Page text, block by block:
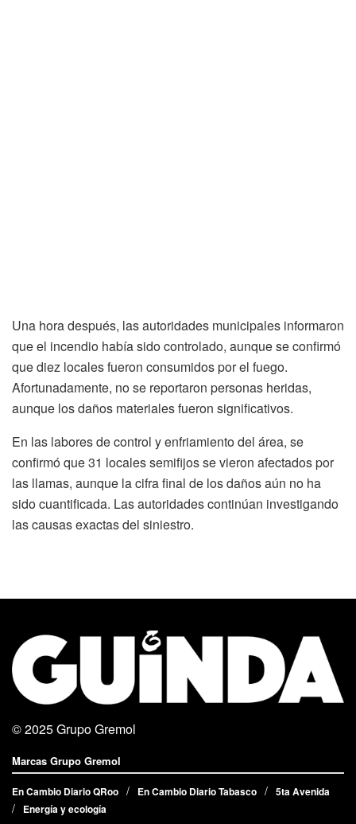
Una hora después, las autoridades municipales informaron
que el incendio había sido controlado, aunque se confirmó
que diez locales fueron consumidos por el fuego.
Afortunadamente, no se reportaron personas heridas,
aunque los daños materiales fueron significativos.
En las labores de control y enfriamiento del área, se
confirmó que 31 locales semifijos se vieron afectados por
las llamas, aunque la cifra final de los daños aún no ha
sido cuantificada. Las autoridades continúan investigando
las causas exactas del siniestro.
© 2025Grupo Gremol
Marcas Grupo Gremol
En Cambio Diario QRoo En Cambio Diario Tabasco
5ta Avenida
Energía y ecología